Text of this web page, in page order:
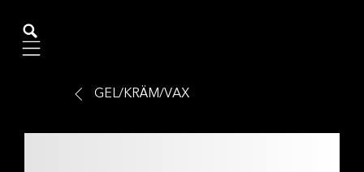
Mobile navigation
GEL/KRÄM/VAX